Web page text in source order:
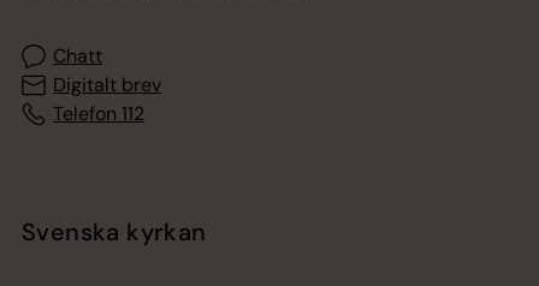
Chatt
Digitalt brev
Telefon 112
Svenska kyrkan